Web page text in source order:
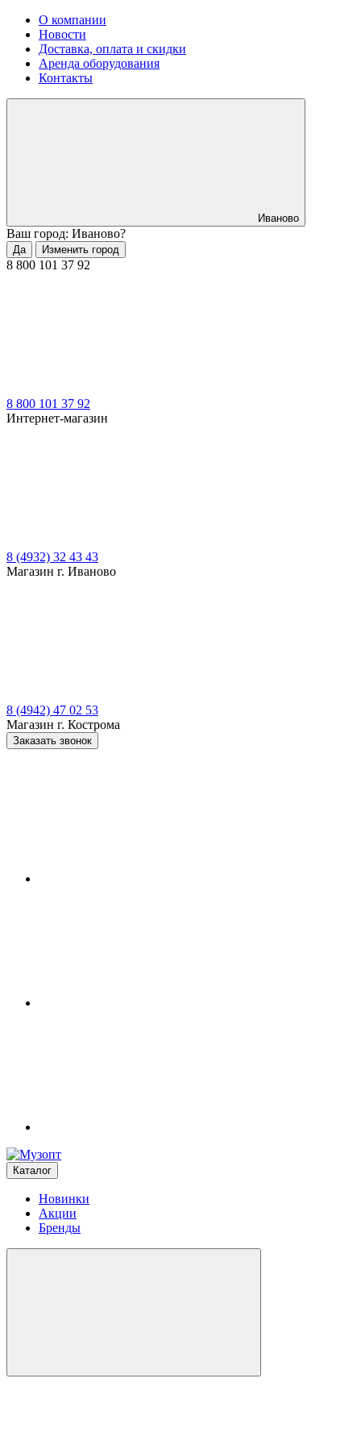
О компании
Новости
Доставка, оплата и скидки
Аренда оборудования
Контакты
Иваново
Ваш город: Иваново?
Да Изменить город
8 800 101 37 92
8 800 101 37 92
Интернет-магазин
8 (4932) 32 43 43
Магазин г. Иваново
8 (4942) 47 02 53
Магазин г. Кострома
Заказать звонок
Каталог
Новинки
Акции
Бренды